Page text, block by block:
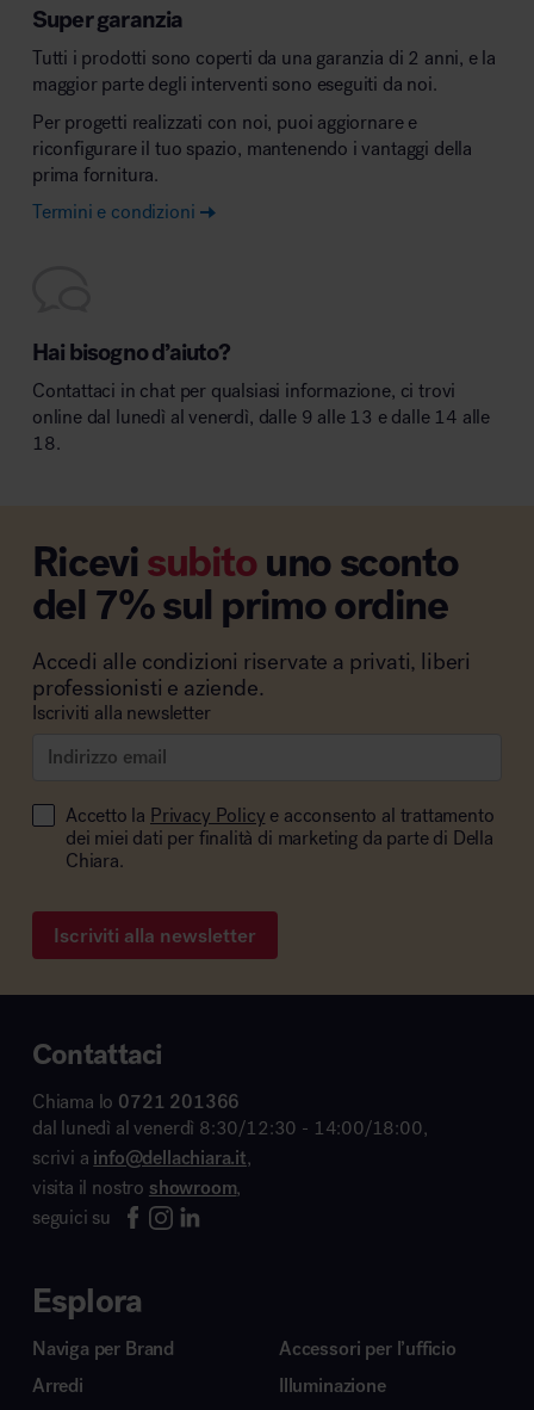
Super garanzia
Tutti i prodotti sono coperti da una garanzia di 2 anni, e la
maggior parte degli interventi sono eseguiti da noi.
Per progetti realizzati con noi, puoi aggiornare e
riconfigurare il tuo spazio, mantenendo i vantaggi della
prima fornitura.
Termini e condizioni
Hai bisogno d’aiuto?
Contattaci in chat per qualsiasi informazione, ci trovi
online dal lunedì al venerdì, dalle 9 alle 13 e dalle 14 alle
18.
Ricevisubitouno sconto
del 7% sul primo ordine
Accedi alle condizioni riservate a privati, liberi
professionisti e aziende.
Iscriviti alla newsletter
Accetto la Privacy Policy e acconsento al trattamento
dei miei dati per finalità di marketing da parte di Della
Chiara.
Iscriviti alla newsletter
Contattaci
Chiama lo 0721 201366
dal lunedì al venerdì 8:30/12:30 - 14:00/18:00,
scrivi a info@dellachiara.it,
visita il nostro showroom,
seguici su
Esplora
Naviga per Brand
Arredi
Accessori per l’ufficio
Illuminazione